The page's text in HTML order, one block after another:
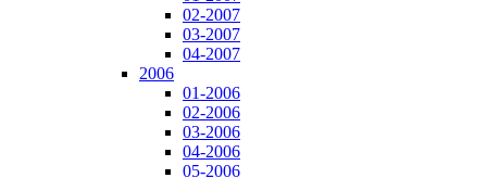
02-2007
03-2007
04-2007
2006
01-2006
02-2006
03-2006
04-2006
05-2006